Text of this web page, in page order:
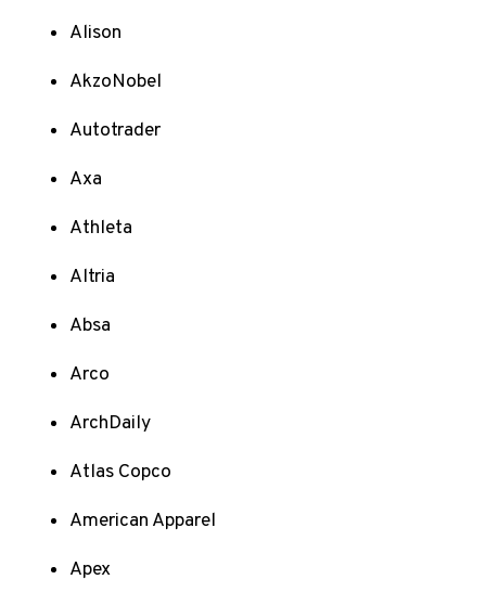
Alison
AkzoNobel
Autotrader
Axa
Athleta
Altria
Absa
Arco
ArchDaily
Atlas Copco
American Apparel
Apex